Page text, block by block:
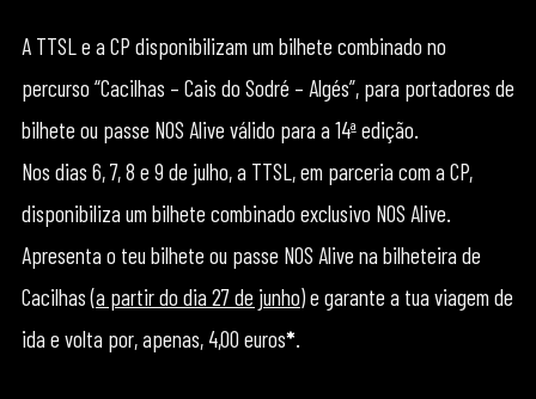
A TTSL e a CP disponibilizam um bilhete combinado no
percurso “Cacilhas – Cais do Sodré – Algés”, para portadores de
bilhete ou passe NOS Alive válido para a 14ª edição.
Nos dias 6, 7, 8 e 9 de julho, a TTSL, em parceria com a CP,
disponibiliza um bilhete combinado exclusivo NOS Alive.
Apresenta o teu bilhete ou passe NOS Alive na bilheteira de
Cacilhas (a partir do dia 27 de junho) e garante a tua viagem de
ida e volta por, apenas, 4,00 euros*.